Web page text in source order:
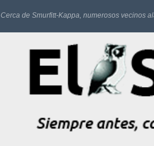
Cerca de Smurfitt-Kappa, numerosos vecinos